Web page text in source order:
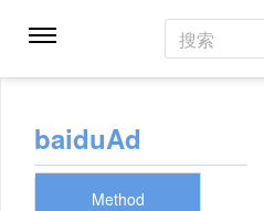
搜索
baiduAd
Method